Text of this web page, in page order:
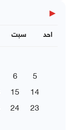
◀
سبت احد
5
6
14
15
23
24